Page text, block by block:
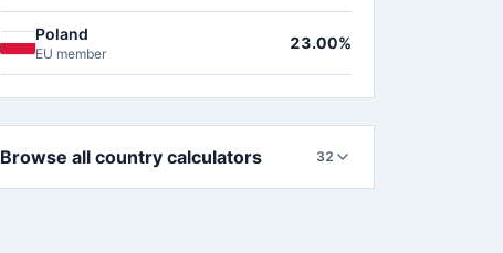
Poland
EU member
23.00%
Browse all country calculators 32